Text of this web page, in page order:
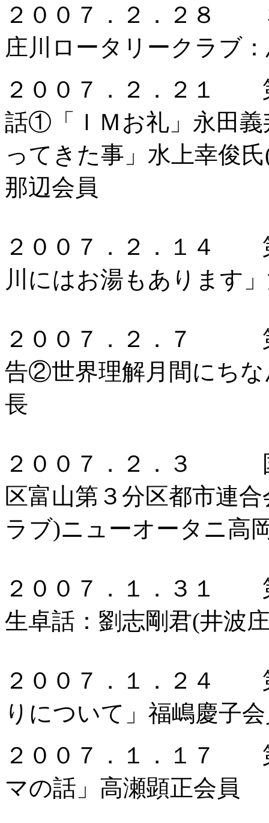
２００７．２．２８
庄川ロータリークラブ
２００７．２．２１
話①「ＩＭお礼」永田
ってきた事」水上幸俊
那辺会員
２００７．２．１４
川にはお湯もあります
２００７．２．７
告②世界理解月間にち
長
２００７．２．３ 国
区富山第３分区都市連
ラブ)ニューオータニ高
２００７．１．３１
生卓話：劉志剛君(井波
２００７．１．２４
りについて」福嶋慶子
２００７．１．１７
マの話」高瀬顕正会員